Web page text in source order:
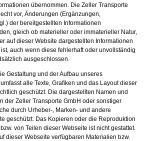
übernommen. Die Zeller Transporte
vor, Änderungen (Ergänzungen,
der bereitgestellten Informationen
gleich ob materieller oder immaterieller Natur,
auf dieser Website dargestellten Informationen
auch wenn diese fehlerhaft oder unvollständig
ausgeschlossen.
Gestaltung und der Aufbau unseres
alle Texte, Grafiken und das Layout dieser
geschützt. Die dargestellten Namen und
der Zeller Transporte GmbH oder sonstiger
durch Urheber-, Marken- und andere
geschützt. Das Kopieren oder die Reproduktion
von Teilen dieser Webseite ist nicht gestattet.
dieser Webseite verfügbaren Materialien bzw.